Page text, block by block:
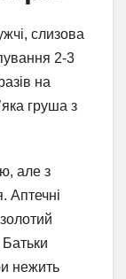
слизова
2-3
на
груша з
але з
Аптечні
Батьки
нежить